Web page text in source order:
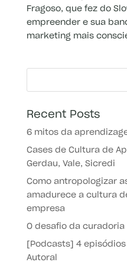
Fragoso, que fez do
empreender e sua
marketing mais
Recent Posts
6 mitos da
Cases de Cultura de
Gerdau, Vale, Sicredi
Como antropologizar
amadurece a cultura
empresa
O desafio da
[Podcasts] 4
Autoral